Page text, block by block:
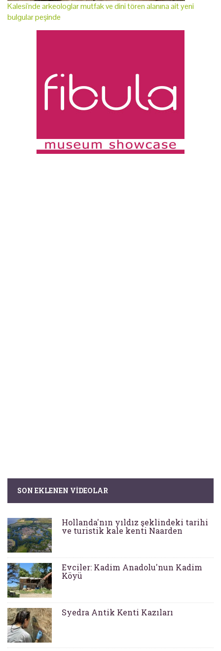
Kalesi'nde arkeologlar mutfak ve dini tören alanına ait yeni
bulgular peşinde
SON EKLENEN VIDEOLAR
Hollanda'nın yıldız şeklindeki tarihi
ve turistik kale kenti Naarden
Evciler: Kadim Anadolu'nun Kadim
Köyü
Syedra Antik Kenti Kazıları